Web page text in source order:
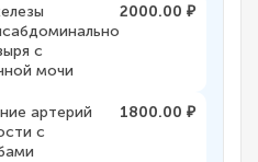
с
мочи
2000.00 ₽
артерий
с
1800.00 ₽